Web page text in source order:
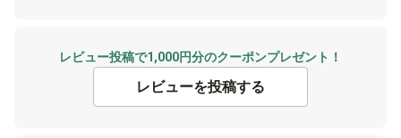
レビュー投稿で1,000円分のクーポンプレゼント！
レビューを投稿する